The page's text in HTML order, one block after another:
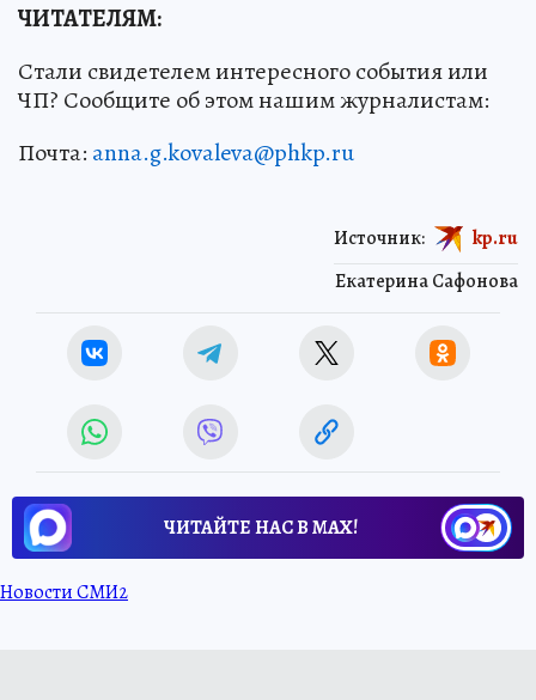
ЧИТАТЕЛЯМ:
Стали свидетелем интересного события или
ЧП? Сообщите об этом нашим журналистам:
Почта: anna.g.kovaleva@phkp.ru
Екатерина Сафонова
Источник: kp.ru
ЧИТАЙТЕ НАС В МАХ!
Новости СМИ2